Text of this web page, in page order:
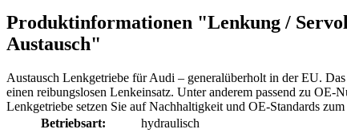
Produktinformationen "Lenkung /
Austausch"
Austausch Lenkgetriebe für Audi – generalüberholt in der EU.
einen reibungslosen Lenkeinsatz. Unter anderem passend zu
Lenkgetriebe setzen Sie auf Nachhaltigkeit und OE-Standards zum
Betriebsart:
hydraulisch